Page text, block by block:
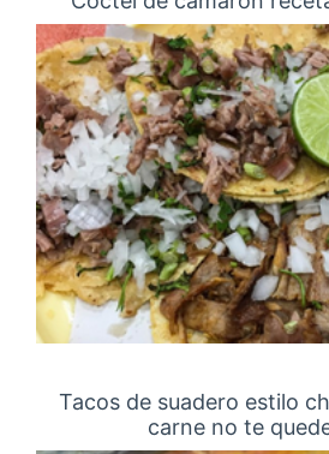
Tacos de suadero estilo
carne no te